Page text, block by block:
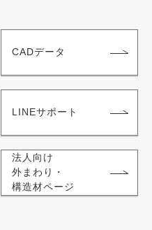
CADデータ
LINEサポート
法人向け
外まわり・
構造材ページ